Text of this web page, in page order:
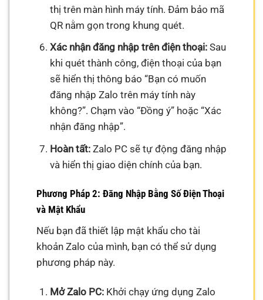
thị trên màn hình máy tính. Đảm bảo mã
QR nằm gọn trong khung quét.
Xác nhận đăng nhập trên điện thoại:Sau
khi quét thành công, điện thoại của bạn
sẽ hiển thị thông báo “Bạn có muốn
đăng nhập Zalo trên máy tính này
không?”. Chạm vào “Đồng ý” hoặc “Xác
nhận đăng nhập”.
Hoàn tất:Zalo PC sẽ tự động đăng nhập
và hiển thị giao diện chính của bạn.
Phương Pháp 2: Đăng Nhập Bằng Số Điện Thoại
và Mật Khẩu
Nếu bạn đã thiết lập mật khẩu cho tài
khoản Zalo của mình, bạn có thể sử dụng
phương pháp này.
Mở Zalo PC:Khởi chạy ứng dụng Zalo